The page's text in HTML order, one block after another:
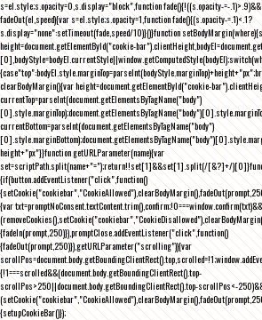
s=el.style;s.opacity=0,s.display="block",function fade(){!((s.opacity-=-
fadeOut(el,speed){var s=el.style;s.opacity=1,function fade(){(s.opacity-=.1)<.1?
s.display="none":setTimeout(fade,speed/10)}()}function
height=document.getElementById("cookie-
clearBodyMargin(){var height=document.getElementById("cookie-
currentTop=parseInt(document.getElementsByTagName("body")
currentBottom=parseInt(document.getElementsByTagName("body")
height+"px"}}function getURLParameter(name){var
set=scriptPath.split(name+"=");return!!set[1]&&set[1].split(/[&?]+/
{if(button.addEventListener("click",function()
{var txt=promptNoConsent.textContent.trim(),confirm;!0===window.confirm(txt)&&
{fadeIn(prompt,250)}),promptClose.addEventListener("click",function()
{fadeOut(prompt,250)}),getURLParameter("scrolling")){var
{!1===scrolled&&(document.body.getBoundingClientRect().top-
scrollPos>250||document.body.getBoundingClientRect().top-scrollPos<-
{setupCookieBar()});